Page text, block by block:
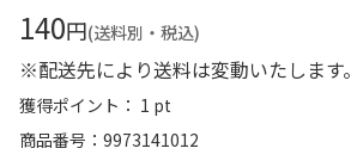
140円(送料別・税込)
※配送先により送料は変動いたします。
獲得ポイント： 1 pt
商品番号
9973141012